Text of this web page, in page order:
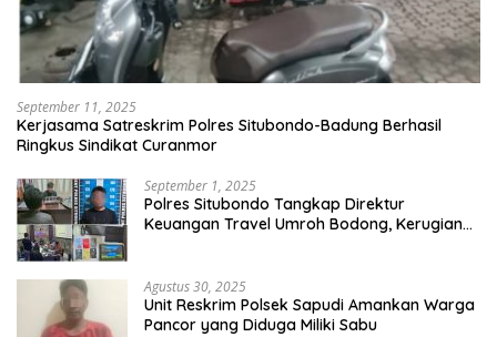
September 11, 2025
Kerjasama Satreskrim Polres Situbondo-Badung Berhasil
Ringkus Sindikat Curanmor
September 1, 2025
Polres Situbondo Tangkap Direktur
Keuangan Travel Umroh Bodong, Kerugian
Agustus 30, 2025
Unit Reskrim Polsek Sapudi Amankan Warga
Pancor yang Diduga Miliki Sabu